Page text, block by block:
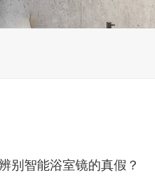
别智能浴室镜的真假？